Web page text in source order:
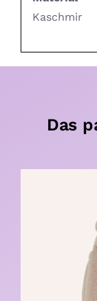
Kaschmir
Das